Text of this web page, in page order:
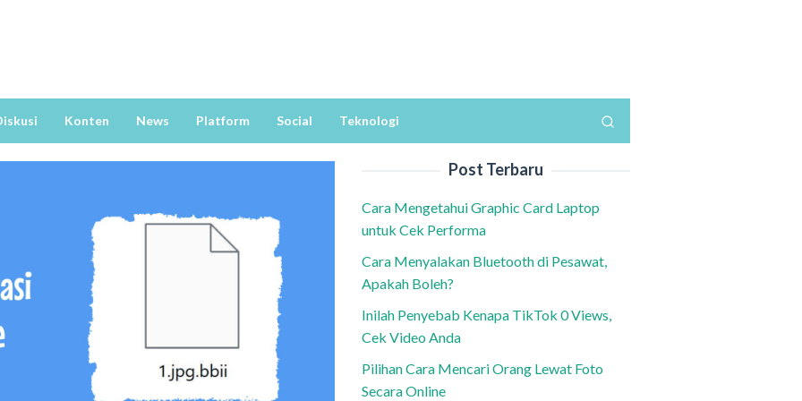
Konten News Platform Social Teknologi
Post Terbaru
Cara Mengetahui Graphic Card Laptop
untuk Cek Performa
Cara Menyalakan Bluetooth di Pesawat,
Apakah Boleh?
Inilah Penyebab Kenapa TikTok 0 Views,
Cek Video Anda
Pilihan Cara Mencari Orang Lewat Foto
Secara Online